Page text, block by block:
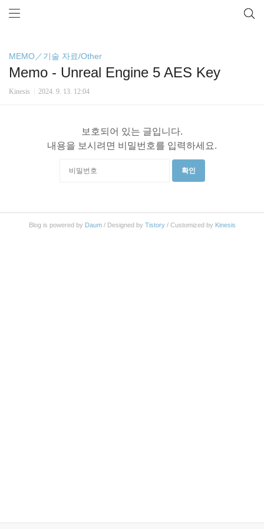
MEMO／기술 자료/Other
Memo - Unreal Engine 5 AES Key
Kinesis 2024. 9. 13. 12:04
보호되어 있는 글입니다.
내용을 보시려면 비밀번호를 입력하세요.
확인
Blog is powered by Daum/ Designed by Tistory/ Customized by Kinesis